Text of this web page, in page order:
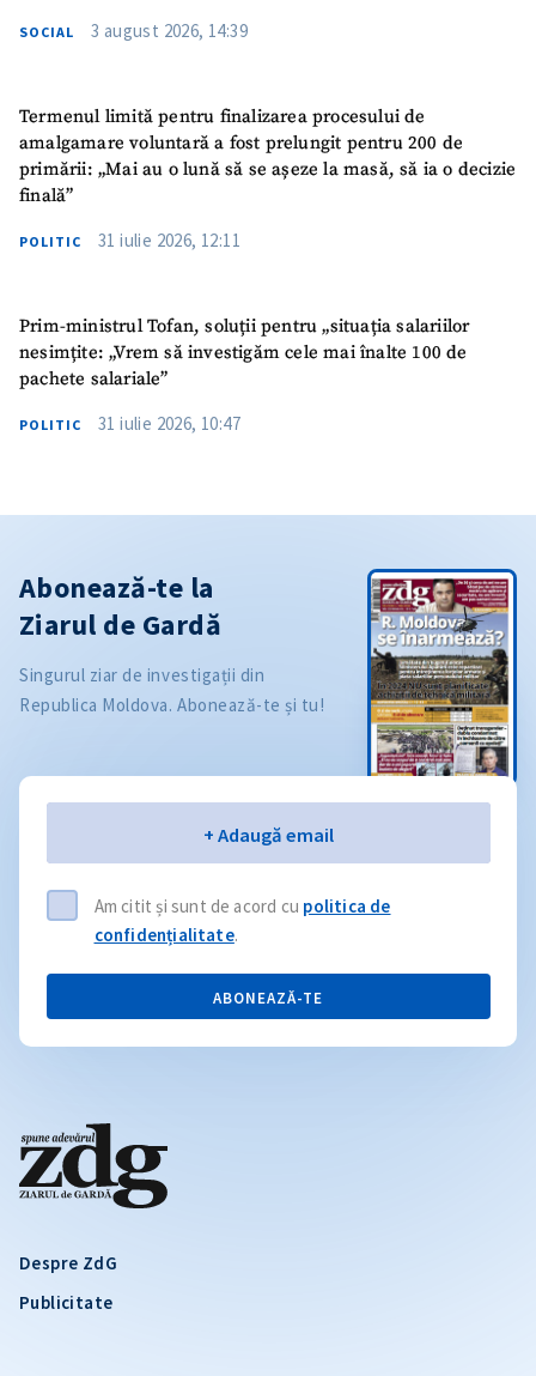
SOCIAL 3 august 2026, 14:39
Termenul limită pentru finalizarea procesului de
amalgamare voluntară a fost prelungit pentru 200 de
primării: „Mai au o lună să se așeze la masă, să ia o decizie
finală”
POLITIC 31 iulie 2026, 12:11
Prim-ministrul Tofan, soluții pentru „situația salariilor
nesimțite: „Vrem să investigăm cele mai înalte 100 de
pachete salariale”
POLITIC 31 iulie 2026, 10:47
Despre ZdG
Publicitate
Abonează-te la
Ziarul de Gardă
Singurul ziar de investigații din
Republica Moldova. Abonează-te și tu!
+ Adaugă email
Am citit și sunt de acord cu politica de
confidențialitate.
ABONEAZĂ-TE